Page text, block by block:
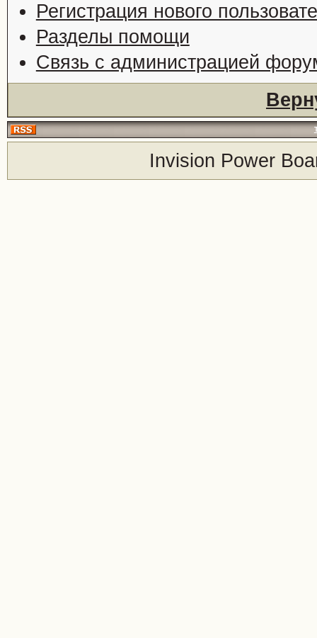
Регистрация нового
Разделы помощи
Связь с администрацией
Invision Power